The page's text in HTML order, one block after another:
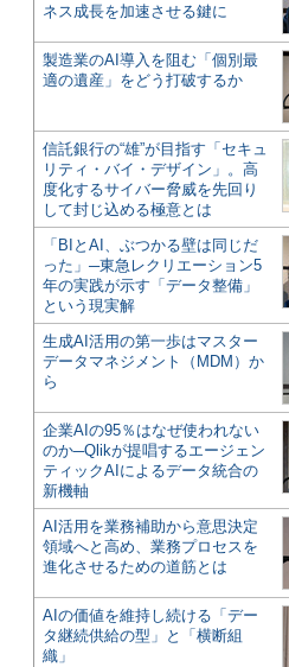
ネス成長を加速させる鍵に
製造業のAI導入を阻む「個別最
適の遺産」をどう打破するか
信託銀行の“雄”が目指す「セキュ
リティ・バイ・デザイン」。高
度化するサイバー脅威を先回り
して封じ込める極意とは
「BIとAI、ぶつかる壁は同じだ
った」─東急レクリエーション5
年の実践が示す「データ整備」
という現実解
生成AI活用の第一歩はマスター
データマネジメント（MDM）か
ら
企業AIの95％はなぜ使われない
のか─Qlikが提唱するエージェン
ティックAIによるデータ統合の
新機軸
AI活用を業務補助から意思決定
領域へと高め、業務プロセスを
進化させるための道筋とは
AIの価値を維持し続ける「デー
タ継続供給の型」と「横断組
織」